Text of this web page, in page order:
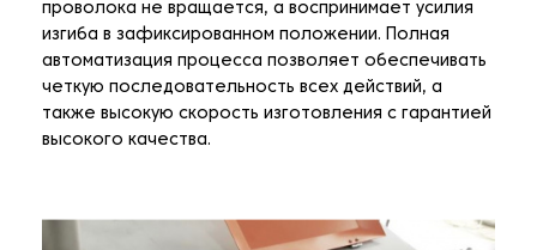
проволока не вращается, а воспринимает усилия
изгиба в зафиксированном положении. Полная
автоматизация процесса позволяет обеспечивать
четкую последовательность всех действий, а
также высокую скорость изготовления с гарантией
высокого качества.